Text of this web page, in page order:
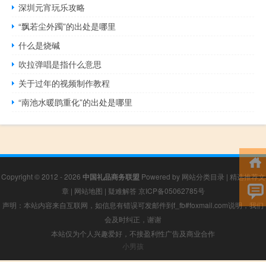
深圳元宵玩乐攻略
“飘若尘外躅”的出处是哪里
什么是烧碱
吹拉弹唱是指什么意思
关于过年的视频制作教程
“南池水暖鹍重化”的出处是哪里
Copyright © 2012 - 2026 中国礼品商务联盟 Powered by 网站分类目录 | 精选推荐文
章 | 网站地图 | 疑难解答 京ICP备05062785号
声明：本站内容来自互联网，如信息有错误可发邮件到f_fb#foxmail.com说明，我们
会及时纠正，谢谢
本站仅为个人兴趣爱好，不接盈利性广告及商业合作
小男孩